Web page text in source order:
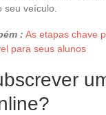
seu veículo.
: As etapas chave
para seus alunos